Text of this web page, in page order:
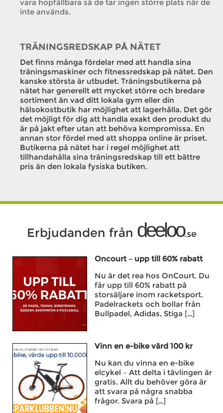
vara hopfällbara så de tar ingen större plats när de
inte används.
TRÄNINGSREDSKAP PÅ NÄTET
Det finns många fördelar med att handla sina
träningsmaskiner och fitnessredskap på nätet. Den
kanske största är utbudet. Träningsbutikerna på
nätet har generellt ett mycket större och bredare
sortiment än vad ditt lokala gym eller din
hälsokostbutik har möjlighet att lagerhålla. Det gör
det möjligt för dig att handla exakt den produkt du
är på jakt efter utan att behöva kompromissa. En
annan stor fördel med att shoppa online är priset.
Butikerna på nätet har i regel möjlighet att
tillhandahålla sina träningsredskap till ett bättre
pris än den lokala fysiska butiken.
Erbjudanden från deeloo.se
Oncourt – upp till 60% rabatt
Nu är det rea hos OnCourt. Du
får upp till 60% rabatt på
storsäljare inom racketsport.
Padelrackets och bollar från
Bullpadel, Adidas, Stiga […]
Vinn en e-bike värd 100 kr
Nu kan du vinna en e-bike
elcykel – Att delta i tävlingen är
gratis. Allt du behöver göra är
att svara på några snabba
frågor. Svara på […]